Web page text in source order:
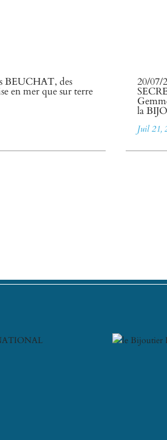
BEUCHAT, des
en mer que sur terre
20/07/
la
Juil 21,